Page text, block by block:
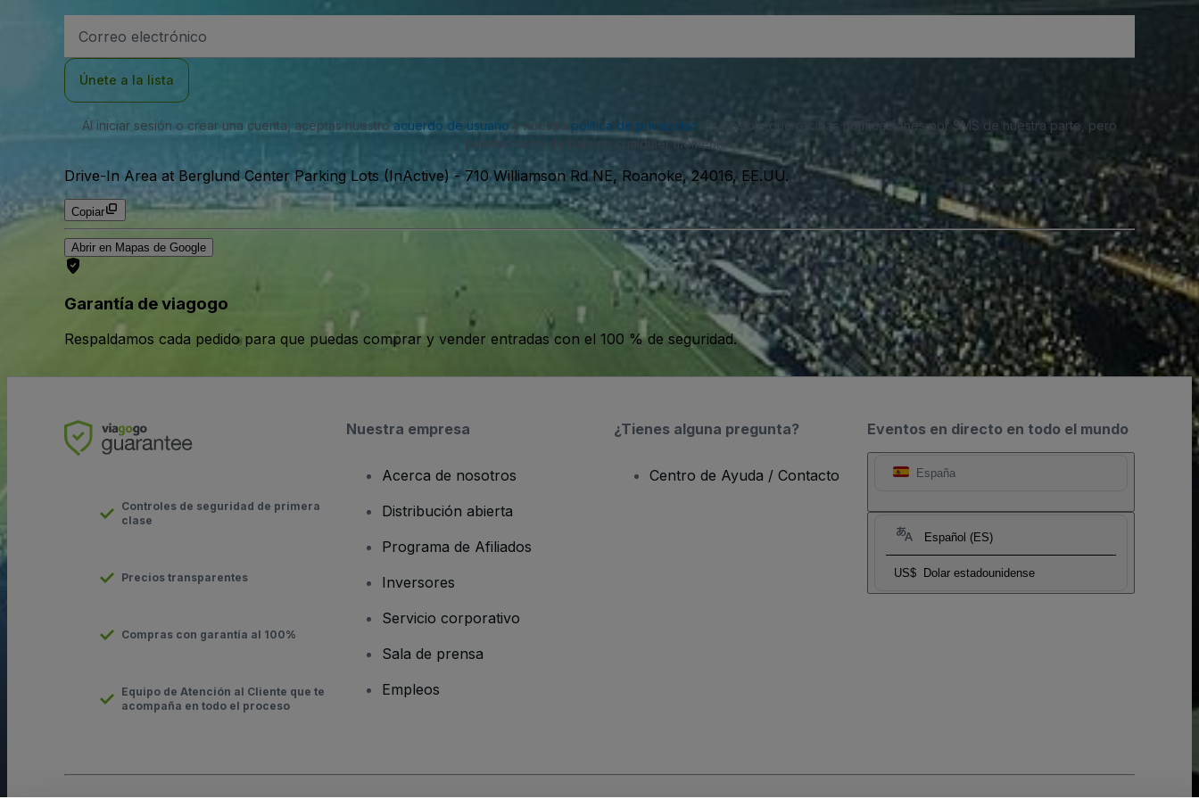
de
Únete a la lista
Al iniciar sesión o crear una cuenta, aceptas nuestro acuerdo de usuario y nuestra política de privacidad
. Es posible que recibas notificaciones por SMS de nuestra parte, pero
puedes darte de baja en cualquier momento.
Drive-In Area at Berglund Center Parking Lots (InActive)-710 Williamson Rd NE, Roanoke, 24016, EE.UU.
Copiar
Abrir en Mapas de Google
Garantía de viagogo
Respaldamos cada pedido para que puedas comprar y vender entradas con el 100 % de seguridad.
Eventos en directo en todo el mundo
España
Español (ES)
US$ Dolar estadounidense
Controles de seguridad de primera
clase
Precios transparentes
Compras con garantía al 100%
Equipo de Atención al Cliente que te
acompaña en todo el proceso
Nuestra empresa
Acerca de nosotros
Distribución abierta
Programa de Afiliados
Inversores
Servicio corporativo
Sala de prensa
Empleos
¿Tienes alguna pregunta?
Centro de Ayuda / Contacto